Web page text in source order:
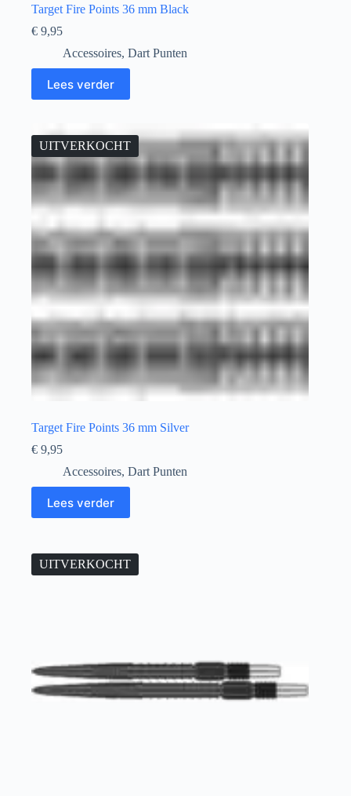
Target Fire Points 36 mm Black
€ 9,95
Accessoires, Dart Punten
Lees verder
UITVERKOCHT
Target Fire Points 36 mm Silver
€ 9,95
Accessoires, Dart Punten
Lees verder
UITVERKOCHT